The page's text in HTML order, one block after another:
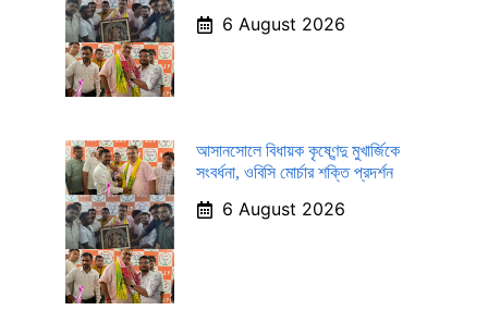
6 August 2026
আসানসোলে বিধায়ক কৃষ্ণেন্দু মুখার্জিকে
সংবর্ধনা, ওবিসি মোর্চার শক্তি প্রদর্শন
6 August 2026